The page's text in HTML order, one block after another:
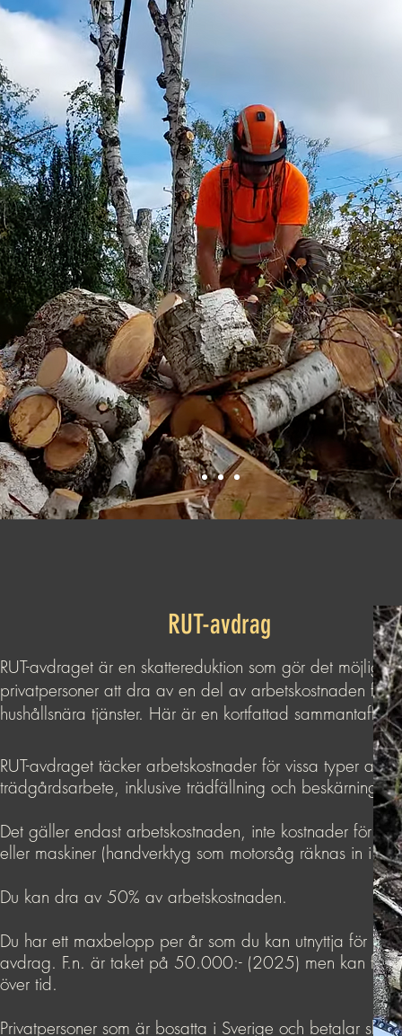
RUT-avdrag
RUT-avdraget är en skattereduktion som gör det möjligt
privatpersoner att dra av en del av arbetskostnaden för
hushållsnära tjänster. Här är en kortfattad
​RUT-avdraget täcker arbetskostnader för vissa typer av
trädgårdsarbete, inklusive trädfällning och beskärning.
Det gäller endast arbetskostnaden, inte kostnader för
eller maskiner (handverktyg som motorsåg räknas in i
Du kan dra av 50% av arbetskostnaden.
Du har ett maxbelopp per år som du kan utnyttja för RUT-
avdrag. F.n. är taket på 50.000:- (2025) men kan
över tid.
Privatpersoner som är bosatta i Sverige och betalar skatt